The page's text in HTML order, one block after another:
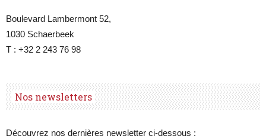
Boulevard Lambermont 52,
1030 Schaerbeek
T : +32 2 243 76 98
Nos newsletters
Découvrez nos dernières newsletter ci-dessous :